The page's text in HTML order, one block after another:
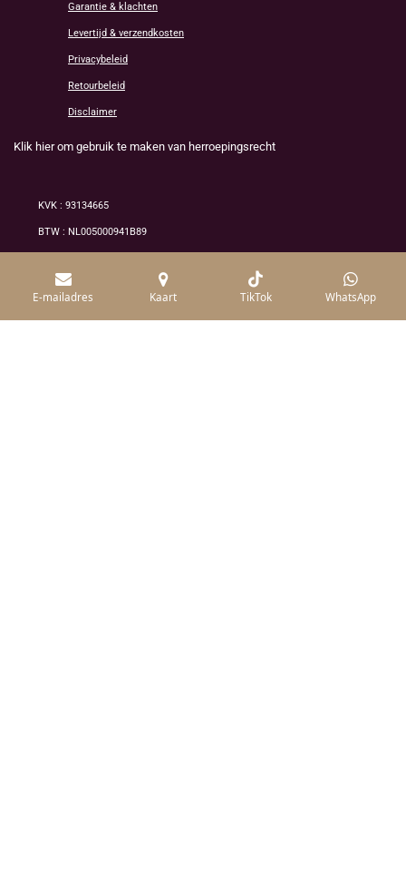
Garantie & klachten
Levertijd & verzendkosten
Privacybeleid
Retourbeleid
Disclaimer
Klik hier om gebruik te maken van herroepingsrecht
KVK : 93134665
BTW : NL005000941B89
E-mailadres Kaart TikTok WhatsApp